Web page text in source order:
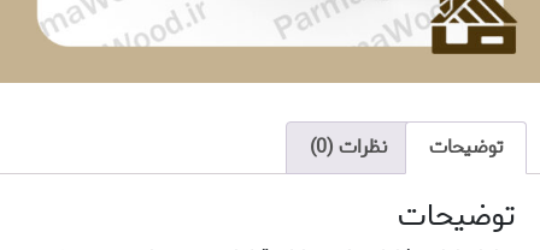
توضیحات نظرات (0)
توضیحات